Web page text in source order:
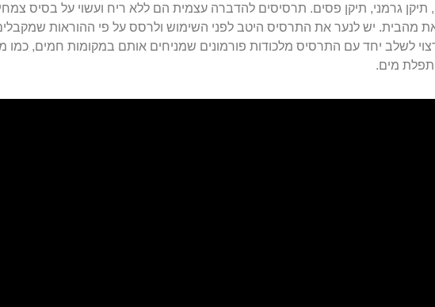
תיקן גרמני, תיקן פסים. תרסיסים להדברה עצמית הם ללא ריח ועשוי על בסיס
מהבית. יש לנער את התרסיס היטב לפני השימוש ולרסס על פי ההוראות
לשלב יחד עם התרסיס מלכודות פורמונים שמניחים אותם במקומות חמים, כמו
מים.